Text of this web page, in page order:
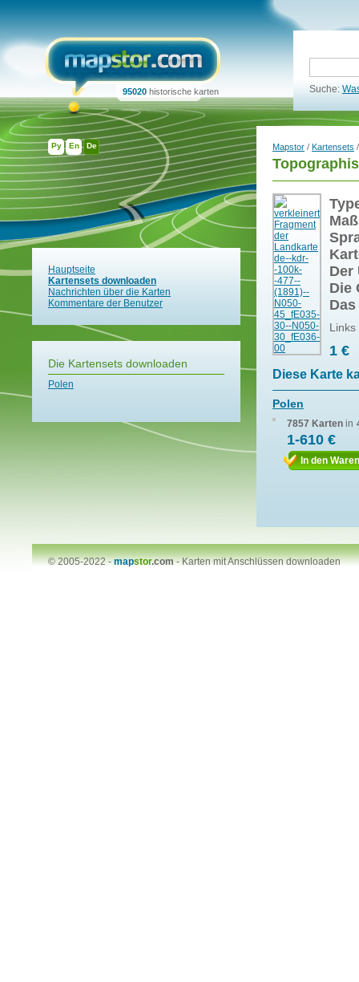
Ру En De
95020 historische karten Suche:
Hauptseite
Kartensets downloaden
Nachrichten über die Karten
Kommentare der Benutzer
Die Kartensets downloaden
Polen
Mapstor / Kartensets
Der
Die
1 €
Diese Karte
Polen
7857 Karten in
1-610 €
In den
© 2005-2022 -mapstor.com-Karten mit Anschlüssen downloaden